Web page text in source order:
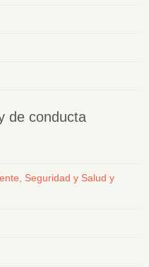
de conducta
Seguridad y Salud y